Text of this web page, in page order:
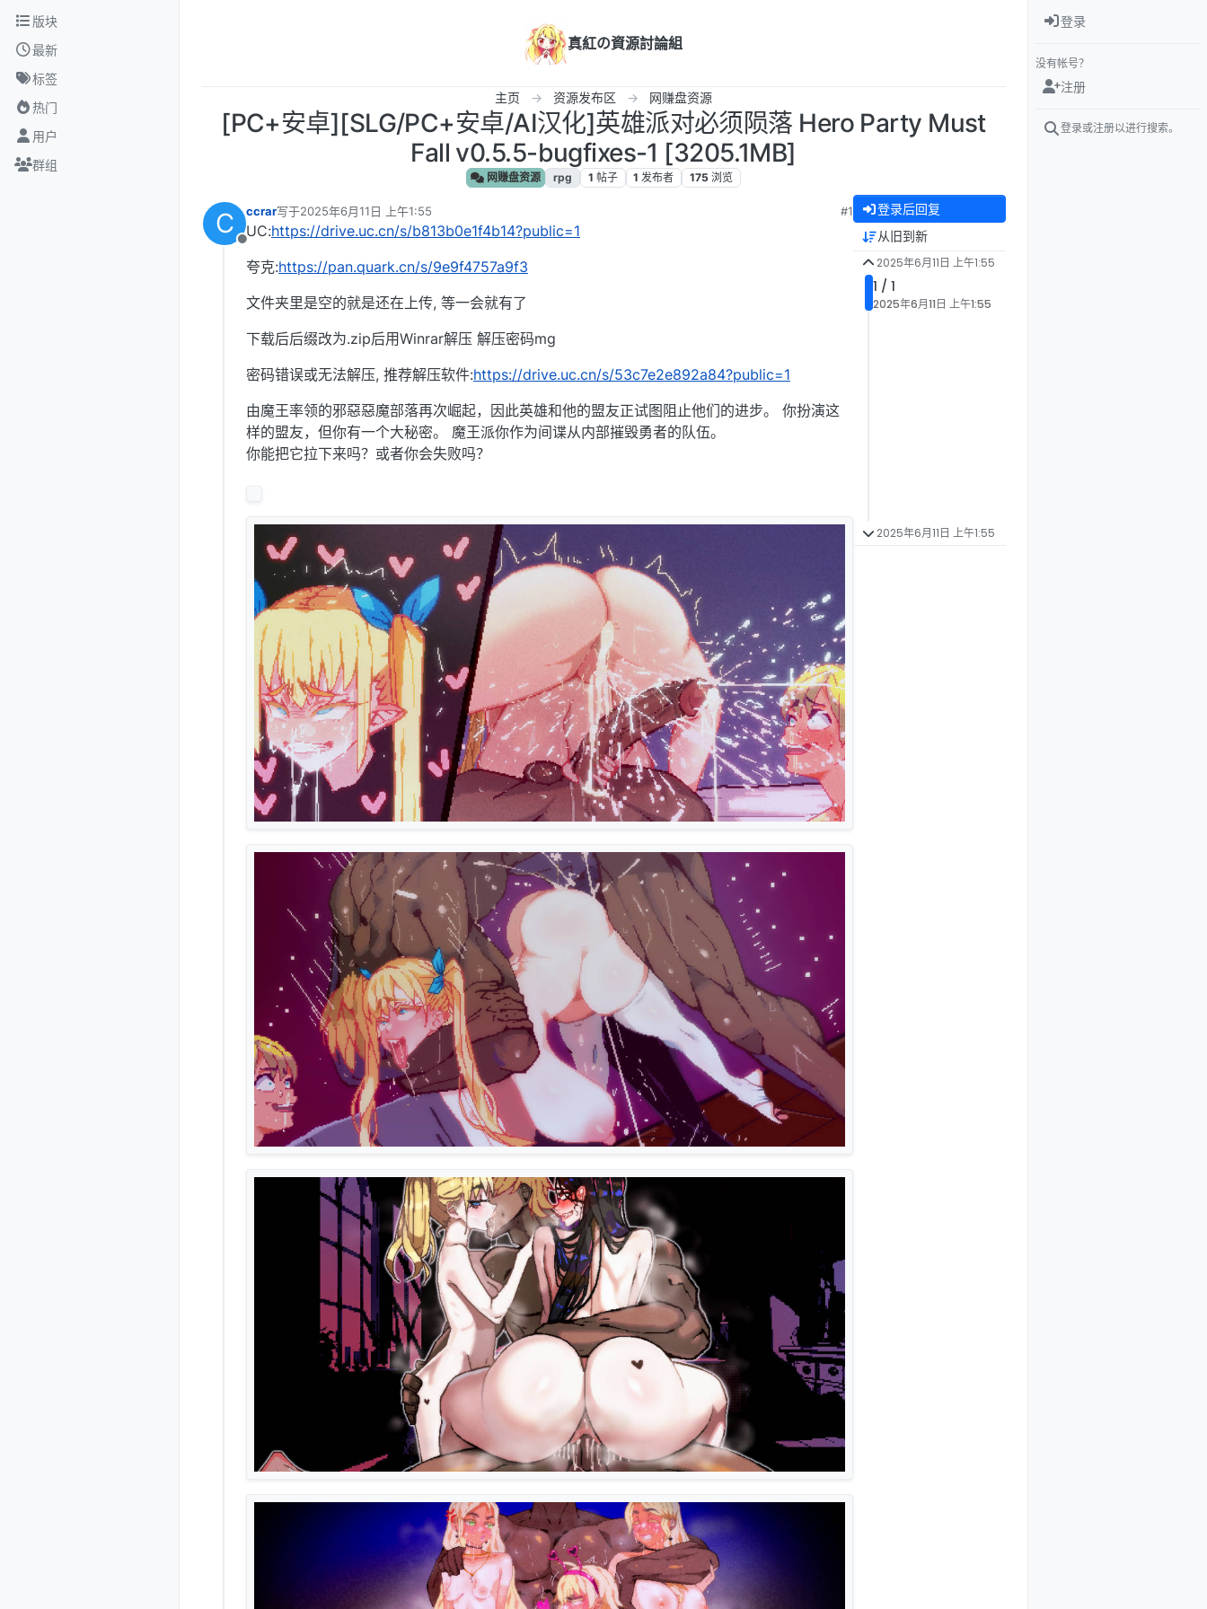
跳转至内容
版块
最新
标签
热门
用户
群组
真紅の資源討論組
主页 资源发布区 网赚盘资源
[PC+安卓][SLG/PC+安卓/AI汉化]英雄派对必须陨落 Hero Party Must
Fall v0.5.5-bugfixes-1 [3205.1MB]
网赚盘资源 rpg 1 帖子 1 发布者 175 浏览
C
离线
ccrar写于2025年6月11日 上午1:55
最后由 编辑
#1
UC:https://drive.uc.cn/s/b813b0e1f4b14?public=1
夸克:https://pan.quark.cn/s/9e9f4757a9f3
文件夹里是空的就是还在上传, 等一会就有了
下载后后缀改为.zip后用Winrar解压 解压密码mg
密码错误或无法解压, 推荐解压软件:https://drive.uc.cn/s/53c7e2e892a84?public=1
由魔王率领的邪惡惡魔部落再次崛起，因此英雄和他的盟友正试图阻止他们的进步。 你扮演这
样的盟友，但你有一个大秘密。 魔王派你作为间谍从内部摧毁勇者的队伍。
你能把它拉下来吗？或者你会失败吗？
登录后回复
从旧到新
2025年6月11日 上午1:55
1 / 1
2025年6月11日 上午1:55
2025年6月11日 上午1:55
登录
没有帐号？
注册
登录或注册以进行搜索。